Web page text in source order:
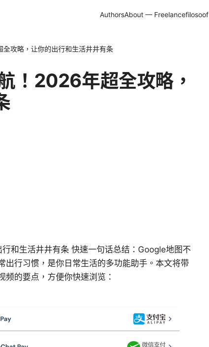
AuthorsAbout — Freelancefilosoof
攻略，让你的出行和生活井井有条
！2026年超全攻略，
和生活井井有条 快速一句话总结：Google地图不
出行习惯，是你日常生活的多功能助手。本文将带
的要点，方便你快速浏览：